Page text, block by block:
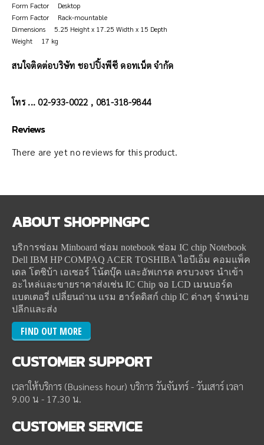
Form Factor Desktop
Form Factor Rack-mountable
Dimensions 5.25 Height x 17.25 Width x 15 Depth
Weight 17 kg
สนใจติดต่อบริษัท ชอปปิ้งพีซี ดอทเน็ต จำกัด
โทร ... 02-933-0022 , 081-318-9844
Reviews
There are yet no reviews for this product.
ABOUTSHOPPINGPC
บริการซ่อม Minboard ซ่อม notebook ซ่อม IC chip Notebook
Dell IBM HP COMPAQ ACER TOSHIBA ไอบีเอ็ม คอมแพ็ค
เดล โตชิบ้า เอเซอร์ โน้ตบุ๊ค และอัพเกรด ครบวงจร นำเข้า
อะไหล่และขายราคาส่งเช่น IC Chip จอ LCD เมนบอร์ด
แบตเตอรี่ เปลี่ยนถ่าน แรม ฮาร์ดดิสก์ chip IC ต่างๆ จำหน่าย
ปลีกและส่ง
FIND OUT MORE
CUSTOMERSUPPORT
เวลาให้บริการ (Business hour) บริการ วันจันทร์ - วันเสาร์ เวลา
9.00 น - 17.30 น.
CUSTOMERSERVICE